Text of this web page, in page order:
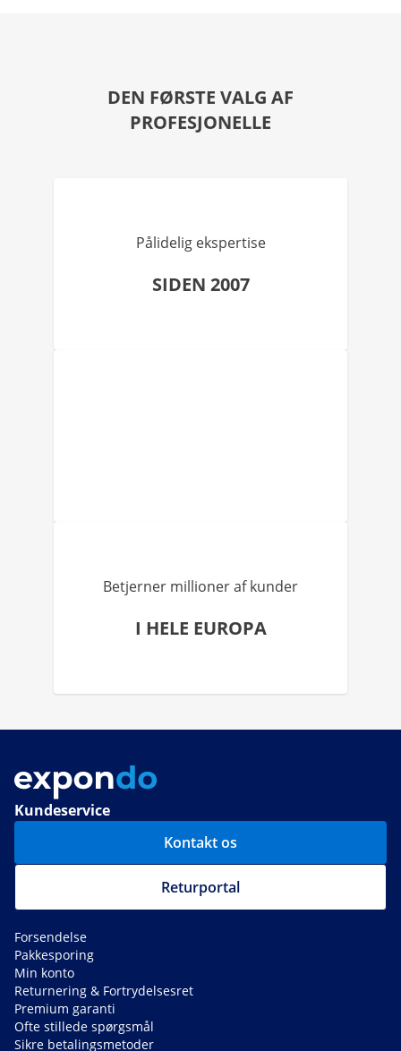
DEN FØRSTE VALG AF
PROFESJONELLE
Pålidelig ekspertise
SIDEN 2007
Betjerner millioner af kunder
I HELE EUROPA
Kundeservice
Kontakt os
Returportal
Forsendelse
Pakkesporing
Min konto
Returnering & Fortrydelsesret
Premium garanti
Ofte stillede spørgsmål
Sikre betalingsmetoder